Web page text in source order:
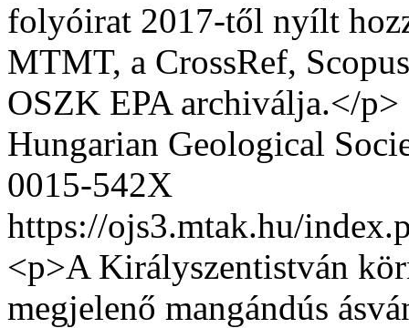
folyóirat 2017-től nyílt
MTMT, a CrossRef,
OSZK EPA archiválja.</p>
Hungarian Geological
0015-542X
https://ojs3.mtak.hu/
<p>A Királyszentistván
megjelenő mangándús